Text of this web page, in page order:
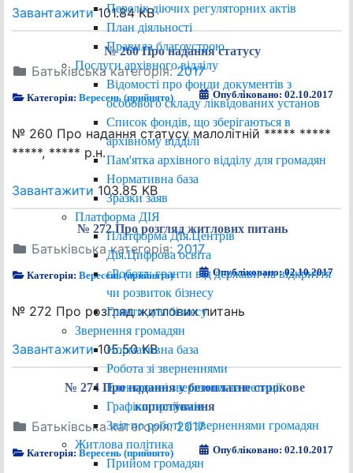
Перелік діючих регуляторних актів
План діяльності
Правила благоустрою
Послуги архівного відділу
Відомості про фонди документів з
особового складу ліквідованих установ
Список фондів, що зберігаються в
архівному відділі
Пам'ятка архівного відділу для громадян
Нормативна база
Зразки заяв
Платформа ДІЯ
Платформа ДІя.Центрів
Дія.Цифрова освіта
єРобота: гранти від держави на відкриття
чи розвиток бізнесу
Гранти для бізнесу
Звернення громадян
Нормативна база
Робота зі зверненнями
Електронні звернення та петиції
Графіки прийомів
Звіт по роботі зі зверненнями громадян
Житлова політика
Прийом громадян
Завантажити101.84 KB
№ 260 Про надання статусу
Батьківська категорія:2017
Категорія:Вересень (прийнято) Опубліковано: 02.10.2017
№ 260 Про надання статусу малолітній ***** *****
*****, ***** р.н.
Завантажити 103.85 KB
№ 272 Про розгляд житлових питань
Батьківська категорія:2017
Категорія:Вересень (прийнято) Опубліковано: 02.10.2017
№ 272 Про розгляд житлових питань
Завантажити105.50 KB
№ 274 Про надання у безоплатне строкове
користування
Батьківська категорія:2017
Категорія:Вересень (прийнято) Опубліковано: 02.10.2017